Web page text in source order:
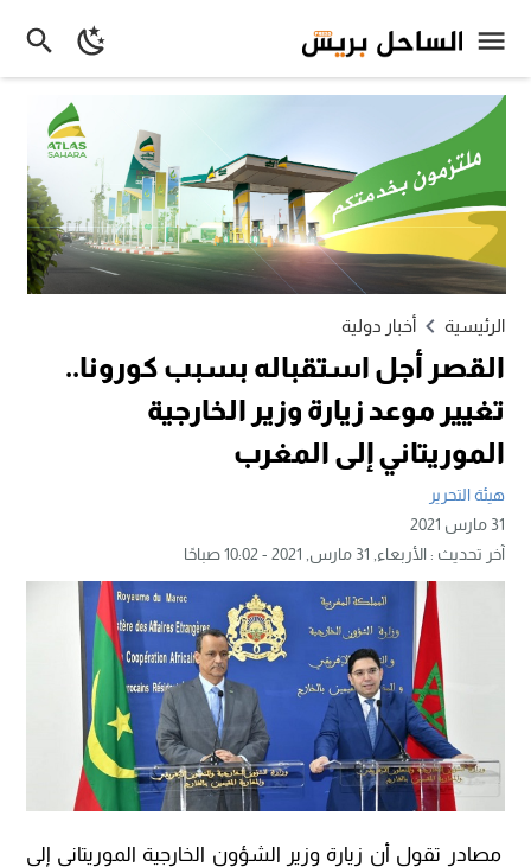
الرئيسية أخبار دولية
القصر أجل استقباله بسبب كورونا..
تغيير موعد زيارة وزير الخارجية
الموريتاني إلى المغرب
هيئة التحرير
31 مارس 2021
آخر تحديث :الأربعاء, 31 مارس, 2021 - 10:02 صباحًا
مصادر تقول أن زيارة وزير الشؤون الخارجية الموريتاني إلى